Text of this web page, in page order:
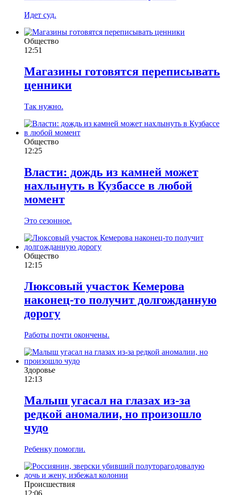
Идет суд.
Общество
12:51
Магазины готовятся переписывать
ценники
Так нужно.
Общество
12:25
Власти: дождь из камней может
нахлынуть в Кузбассе в любой
момент
Это сезонное.
Общество
12:15
Люксовый участок Кемерова
наконец-то получит долгожданную
дорогу
Работы почти окончены.
Здоровье
12:13
Малыш угасал на глазах из-за
редкой аномалии, но произошло
чудо
Ребенку помогли.
Происшествия
12:06